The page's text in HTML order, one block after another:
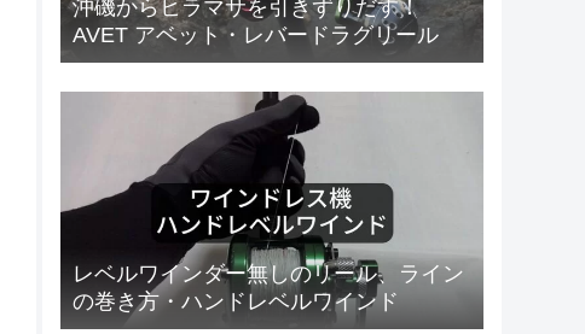
沖磯からヒラマサを引きずりだす！
AVET アベット・レバードラグリール
レベルワインダー無しのリール、ライン
の巻き方・ハンドレベルワインド